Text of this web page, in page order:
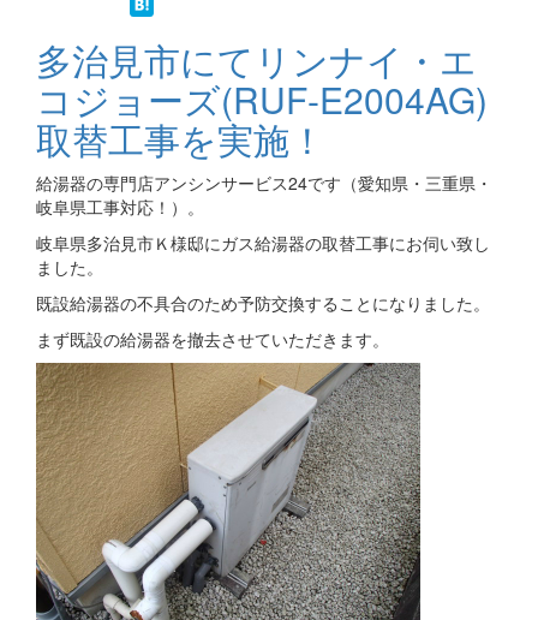
多治見市にてリンナイ・エ
コジョーズ(RUF-E2004AG)
取替工事を実施！
給湯器の専門店アンシンサービス24です（愛知県・三重県・
岐阜県工事対応！）。
岐阜県多治見市Ｋ様邸にガス給湯器の取替工事にお伺い致し
ました。
既設給湯器の不具合のため予防交換することになりました。
まず既設の給湯器を撤去させていただきます。